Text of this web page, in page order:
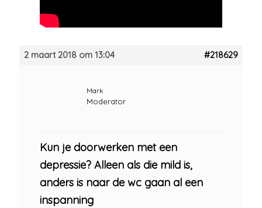
2 maart 2018 om 13:04 #218629
Mark
Moderator
Kun je doorwerken met een
depressie? Alleen als die mild is,
anders is naar de wc gaan al een
inspanning